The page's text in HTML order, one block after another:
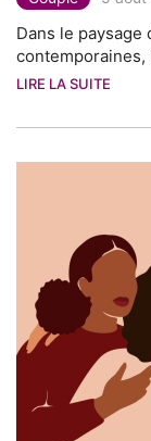
Dans le
contemporaines,
LIRE LA SUITE